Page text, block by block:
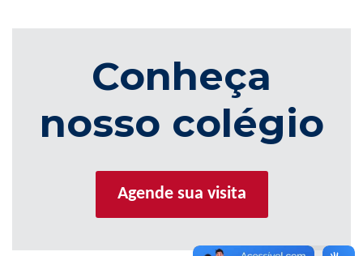
Conheça
nosso colégio
Agende sua visita